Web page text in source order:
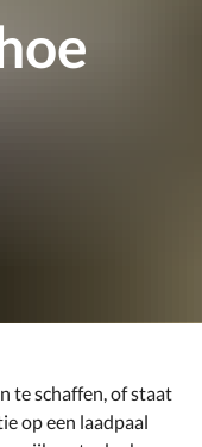
te schaffen, of staat
op een laadpaal